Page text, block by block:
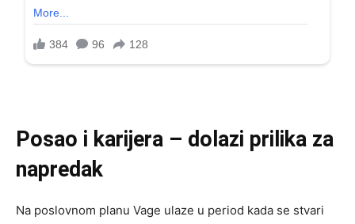
Posao i karijera – dolazi prilika za
napredak
Na poslovnom planu Vage ulaze u period kada se stvari